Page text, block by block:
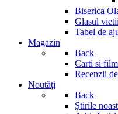
Biserica
Glasul vietii
Tabel de
Magazin
Back
Carti si
Recenzii
Noutăți
Back
Știrile